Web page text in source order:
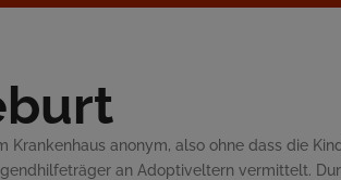
Krankenhaus anonym, also ohne dass die
an Adoptiveltern vermittelt.